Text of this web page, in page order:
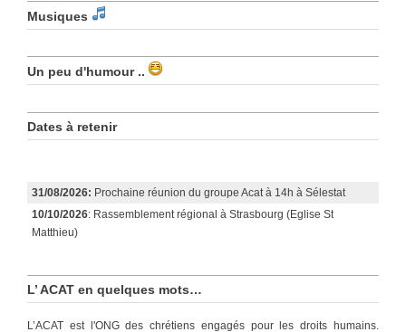
Musiques
Un peu d'humour ..
Dates à retenir
31/08/2026: Prochaine réunion du groupe Acat à 14h à Sélestat
10/10/2026: Rassemblement régional à Strasbourg (Eglise St
Matthieu)
L’ ACAT en quelques mots…
L’ACAT est l'ONG des chrétiens engagés pour les droits humains.